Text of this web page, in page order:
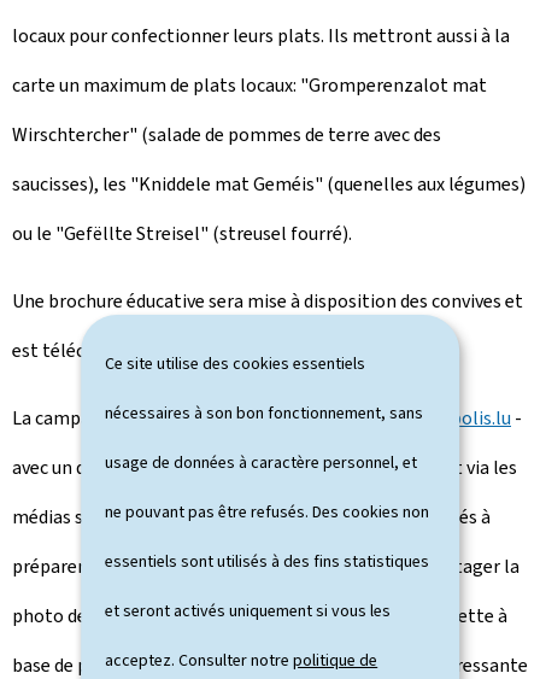
Ce site utilise des cookies essentiels
nécessaires à son bon fonctionnement, sans
usage de données à caractère personnel, et
ne pouvant pas être refusés. Des cookies non
essentiels sont utilisés à des fins statistiques
et seront activés uniquement si vous les
acceptez. Consulter notrepolitique de
locaux pour confectionner leurs plats. Ils mettront aussi à la
carte un maximum de plats locaux: "Gromperenzalot mat
Wirschtercher" (salade de pommes de terre avec des
saucisses), les "Kniddele mat Geméis" (quenelles aux légumes)
ou le "Gefëllte Streisel" (streusel fourré).
Une brochure éducative sera mise à disposition des convives et
est téléchargeable
La campagne sera aussi diffusée sur le sitewww.restopolis.lu -
avec un quiz en ligne pour gagner de nombreux prix - et via les
médias sociaux. Les cuisiniers amateurs sont ainsi invités à
préparer des "Kniddelen" au lard et à la crème et à partager la
photo de leur plat. Ils pourront aussi proposer leur recette à
base de produits locaux et/ou biologiques. La plus intéressante